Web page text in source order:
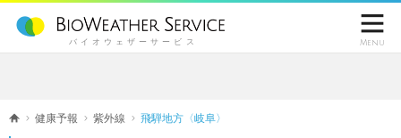
バイオウェザーサービス

Menu
健康予報 紫外線 飛騨地方〈岐阜〉